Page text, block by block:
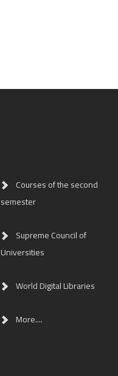
Courses of the second
semester
Supreme Council of
Universities
World Digital Libraries
More....